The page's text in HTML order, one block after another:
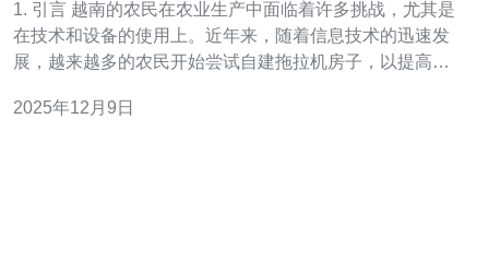
1. 引言 越南的农民在农业生产中面临着许多挑战，尤其是
在技术和设备的使用上。近年来，随着信息技术的迅速发
展，越来越多的农民开始尝试自建拖拉机房子，以提高生
服务器及相关技术来分析其影响。 2. 越南农民的创新实践
2025年12月9日